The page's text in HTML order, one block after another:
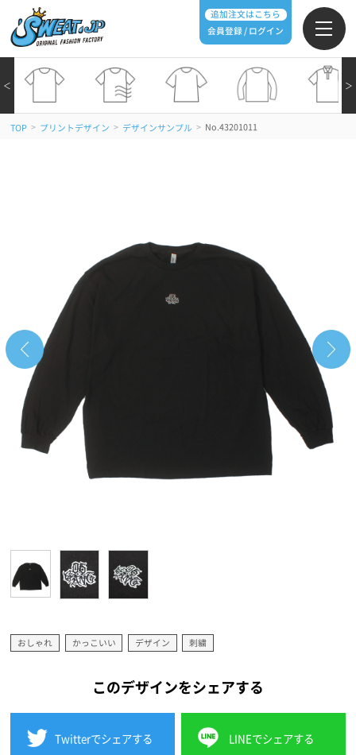
追加注文はこちら
会員登録 / ログイン
＞
＜
TOP > プリントデザイン > デザインサンプル > No.43201011
おしゃれ かっこいい デザイン 刺繍
このデザインをシェアする
Twitterでシェアする LINEでシェアする